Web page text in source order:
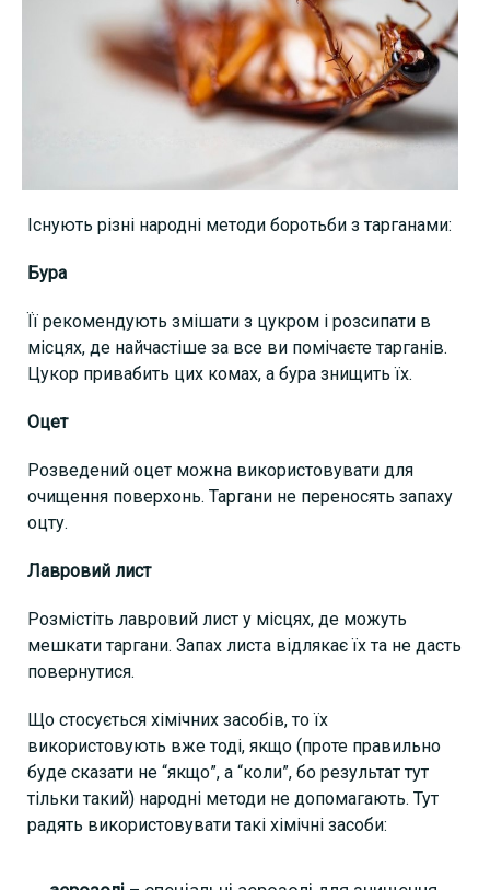
Існують різні народні методи боротьби з тарганами:
Бура
Її рекомендують змішати з цукром і розсипати в
місцях, де найчастіше за все ви помічаєте тарганів.
Цукор привабить цих комах, а бура знищить їх.
Оцет
Розведений оцет можна використовувати для
очищення поверхонь. Таргани не переносять запаху
оцту.
Лавровий лист
Розмістіть лавровий лист у місцях, де можуть
мешкати таргани. Запах листа відлякає їх та не дасть
повернутися.
Що стосується хімічних засобів, то їх
використовують вже тоді, якщо (проте правильно
буде сказати не “якщо”, а “коли”, бо результат тут
тільки такий) народні методи не допомагають. Тут
радять використовувати такі хімічні засоби: